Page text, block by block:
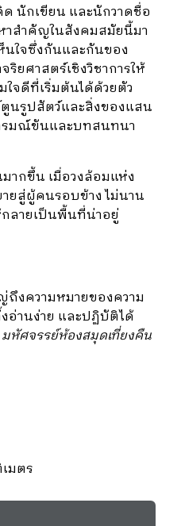
ด นักเขียน และนักวาดชื่อ
สำคัญในสังคมสมัยนี้มา
นใจซึ่งกันและกันของ
ยศาสตร์เชิงวิชาการให้
ใจดีที่เริ่มต้นได้ด้วยตัว
นรูปสัตว์และสิ่งของแสน
มณ์ขันและบทสนทนา
ากขึ้น เมื่อวงล้อมแห่ง
ยสู่ผู้คนรอบข้าง ไม่นาน
ลายเป็นพื้นที่น่าอยู่
ถึงความหมายของความ
อ่านง่าย และปฏิบัติได้
มหัศจรรย์ห้องสมุดเที่ยงคืน
มตร